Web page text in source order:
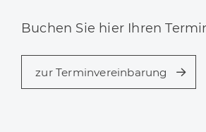
Buchen Sie hier Ihren
zur Terminvereinbarung